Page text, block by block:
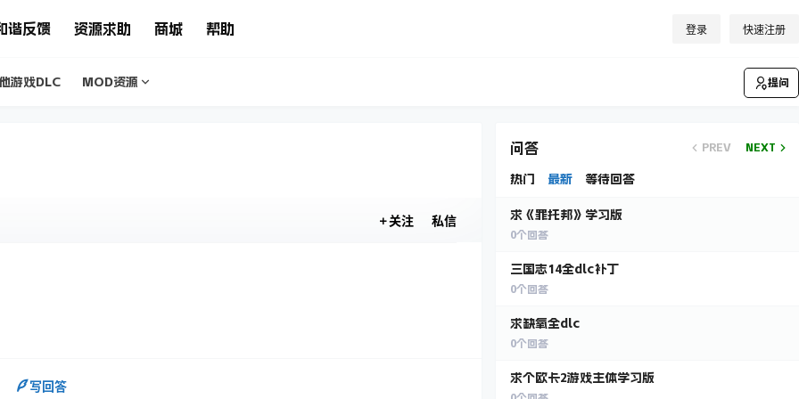
谐反馈 资源求助 商城 帮助 登录 快速注册
游戏DLC MOD资源 提问
关注 私信
写回答
问答 PREV NEXT
热门 最新 等待回答
求《罪托邦》学习版
0个回答
三国志14全dlc补丁
0个回答
求缺氧全dlc
0个回答
求个欧卡2游戏主体学习版